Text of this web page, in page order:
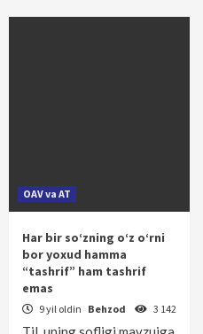
OAV va AT
Har bir so‘zning o‘z o‘rni
bor yoxud hamma
“tashrif” ham tashrif
emas
9 yil oldin Behzod 3 142